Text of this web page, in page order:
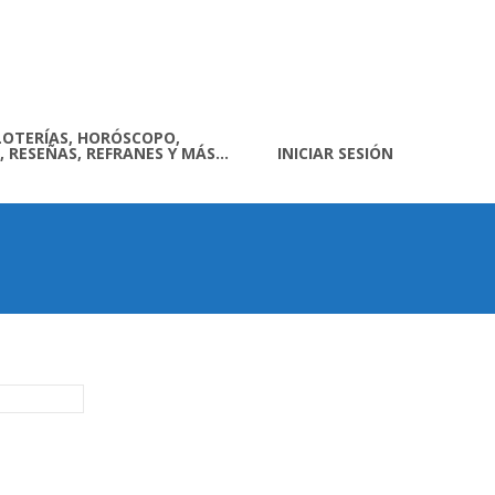
HORÓSCOPO,
RESEÑAS, REFRANES Y MÁS… INICIAR SESIÓN